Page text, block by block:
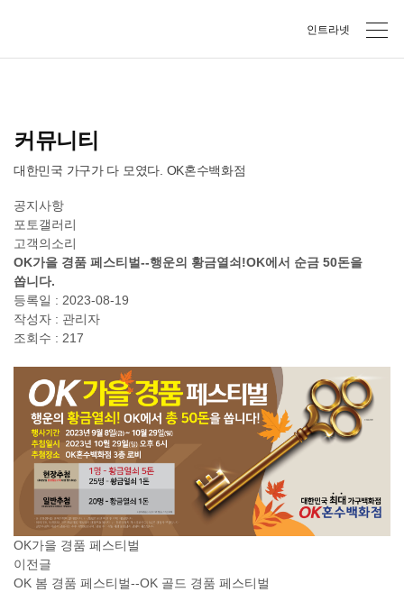
인트라넷
커뮤니티
대한민국 가구가 다 모였다. OK혼수백화점
공지사항
포토갤러리
고객의소리
OK가을 경품 페스티벌--행운의 황금열쇠!OK에서 순금 50돈을
쏩니다.
등록일 : 2023-08-19
작성자 : 관리자
조회수 : 217
OK가을 경품 페스티벌
이전글
OK 봄 경품 페스티벌--OK 골드 경품 페스티벌